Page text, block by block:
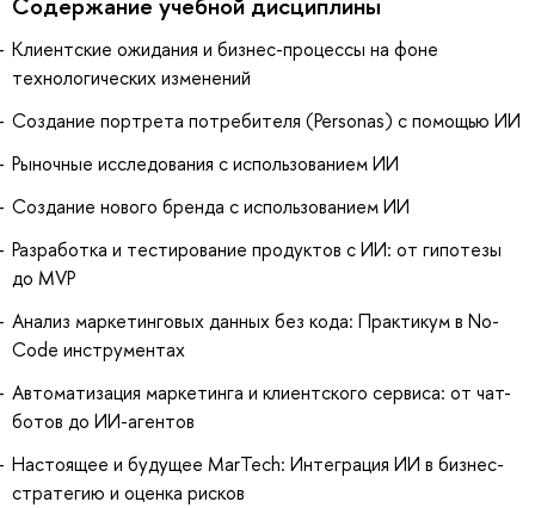
Клиентские ожидания и бизнес-процессы на фоне
технологических изменений
Создание портрета потребителя (Personas) с помощью ИИ
Рыночные исследования с использованием ИИ
Создание нового бренда с использованием ИИ
Разработка и тестирование продуктов с ИИ: от гипотезы
до MVP
Анализ маркетинговых данных без кода: Практикум в No-
Code инструментах
Автоматизация маркетинга и клиентского сервиса: от чат-
ботов до ИИ-агентов
Настоящее и будущее MarTech: Интеграция ИИ в бизнес-
стратегию и оценка рисков